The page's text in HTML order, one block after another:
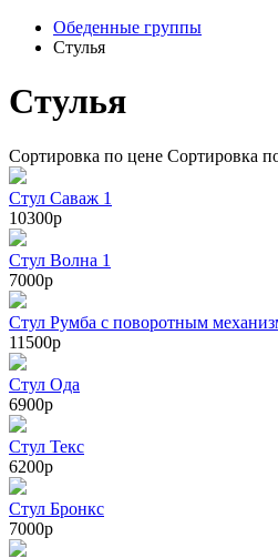
Обеденные группы
Стулья
Стулья
Сортировка по цене Сортировка
Стул Саваж 1
10300р
Стул Волна 1
7000р
Стул Румба с поворотным
11500р
Стул Ода
6900р
Стул Текс
6200р
Стул Бронкс
7000р